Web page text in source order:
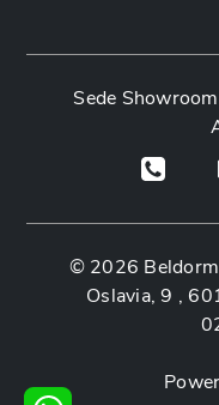
Sede
© 2026
Oslavia, 9 ,